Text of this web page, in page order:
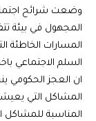
وضعت شرائح
المجهول في بيئة
المسارات الخاطئة
السلم الاجتماعي
ان العجز الحكومي
المشاكل التي
المناسبة للمشاكل